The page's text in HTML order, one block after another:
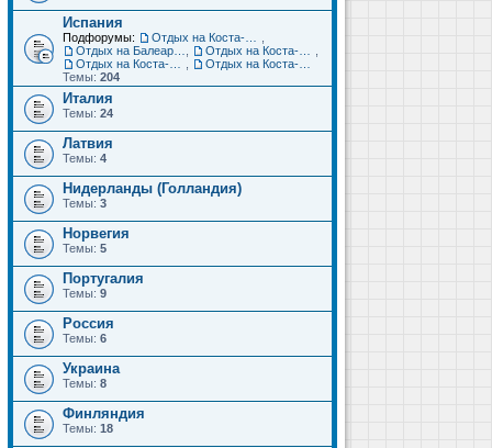
Испания
Подфорумы:
Темы: 204
Италия
Темы: 24
Латвия
Темы: 4
Нидерланды (Голландия)
Темы: 3
Норвегия
Темы: 5
Португалия
Темы: 9
Россия
Темы: 6
Украина
Темы: 8
Финляндия
Темы: 18